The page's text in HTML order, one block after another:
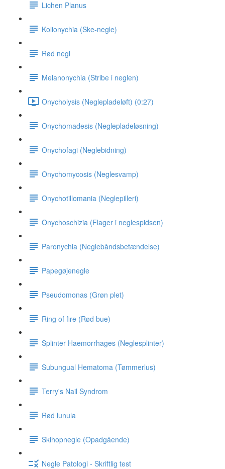
Lichen Planus
Kolionychia (Ske-negle)
Rød negl
Melanonychia (Stribe i neglen)
Onycholysis (Neglepladeløft) (0:27)
Onychomadesis (Neglepladeløsning)
Onychofagi (Neglebidning)
Onychomycosis (Neglesvamp)
Onychotillomania (Neglepilleri)
Onychoschizia (Flager i neglespidsen)
Paronychia (Neglebåndsbetændelse)
Papegøjenegle
Pseudomonas (Grøn plet)
Ring of fire (Rød bue)
Splinter Haemorrhages (Neglesplinter)
Subungual Hematoma (Tømmerlus)
Terry's Nail Syndrom
Rød lunula
Skihopnegle (Opadgående)
Negle Patologi - Skriftlig test